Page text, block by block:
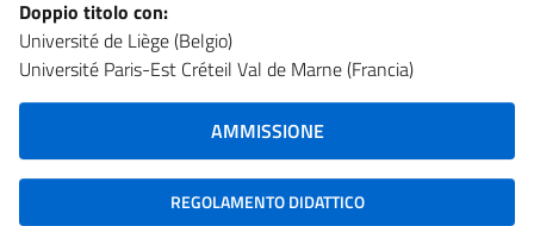
Doppio titolo con:
Université de Liège (Belgio)
Université Paris-Est Créteil Val de Marne (Francia)
AMMISSIONE
REGOLAMENTO DIDATTICO